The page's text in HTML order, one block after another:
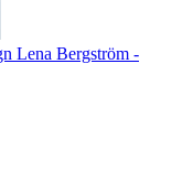
Lena Bergström -